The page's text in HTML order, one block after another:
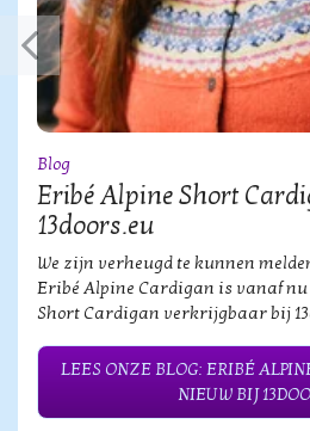
Blog
Eribé Alpine Short
13doors.eu
We zijn verheugd te kunnen
Eribé Alpine Cardigan is vanaf nu
Short Cardigan verkrijgbaar bij
LEES ONZE BLOG: ERIBÉ
NIEUW BIJ